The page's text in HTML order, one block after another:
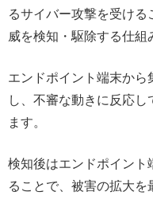
るサイバー攻撃を受け
威を検知・駆除する仕組
エンドポイント端末から
し、不審な動きに反応
ます。
検知後はエンドポイント
ることで、被害の拡大を